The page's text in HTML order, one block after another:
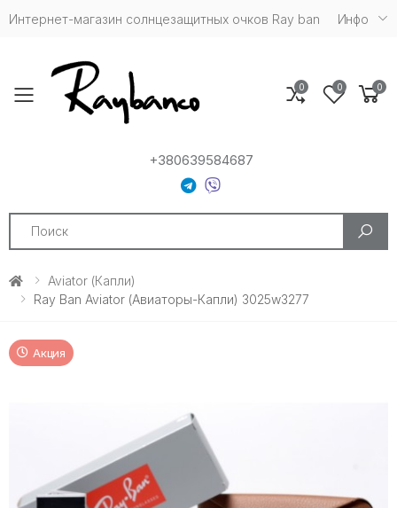
Интернет-магазин солнцезащитных очков Ray ban Инфо
Toggle mobile menu
+380639584687
Search
0 0 0
Aviator (капли)
Ray Ban Aviator (Авиаторы-Капли) 3025w3277
Акция